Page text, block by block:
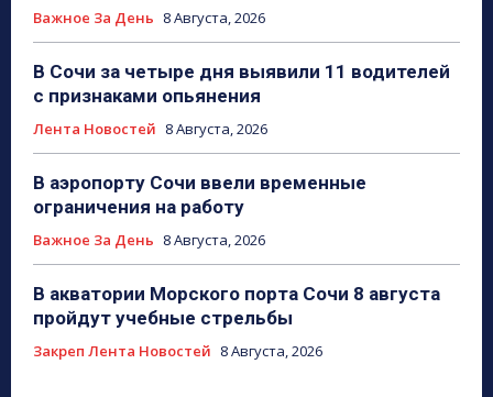
Важное За День 8 Августа, 2026
В Сочи за четыре дня выявили 11 водителей
с признаками опьянения
Лента Новостей 8 Августа, 2026
В аэропорту Сочи ввели временные
ограничения на работу
Важное За День 8 Августа, 2026
В акватории Морского порта Сочи 8 августа
пройдут учебные стрельбы
Закреп Лента Новостей 8 Августа, 2026